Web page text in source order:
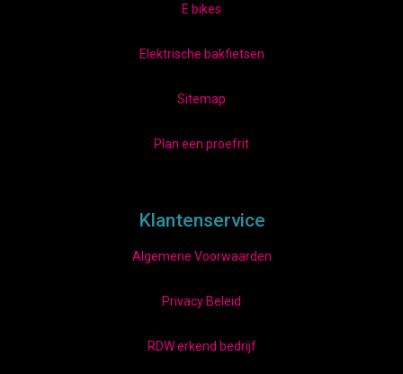
E bikes
Elektrische bakfietsen
Sitemap
Plan een proefrit
Klantenservice
Algemene Voorwaarden
Privacy Beleid
RDW erkend bedrijf